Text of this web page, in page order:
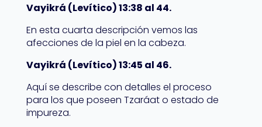
Vayikrá (Levítico) 13:38 al 44.
En esta cuarta descripción vemos las
afecciones de la piel en la cabeza.
Vayikrá (Levítico) 13:45 al 46.
Aquí se describe con detalles el proceso
para los que poseen Tzaráat o estado de
impureza.